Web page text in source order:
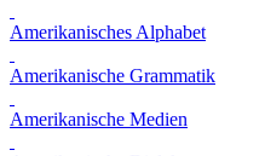
Amerikanisches Alphabet
Amerikanische Grammatik
Amerikanische Medien